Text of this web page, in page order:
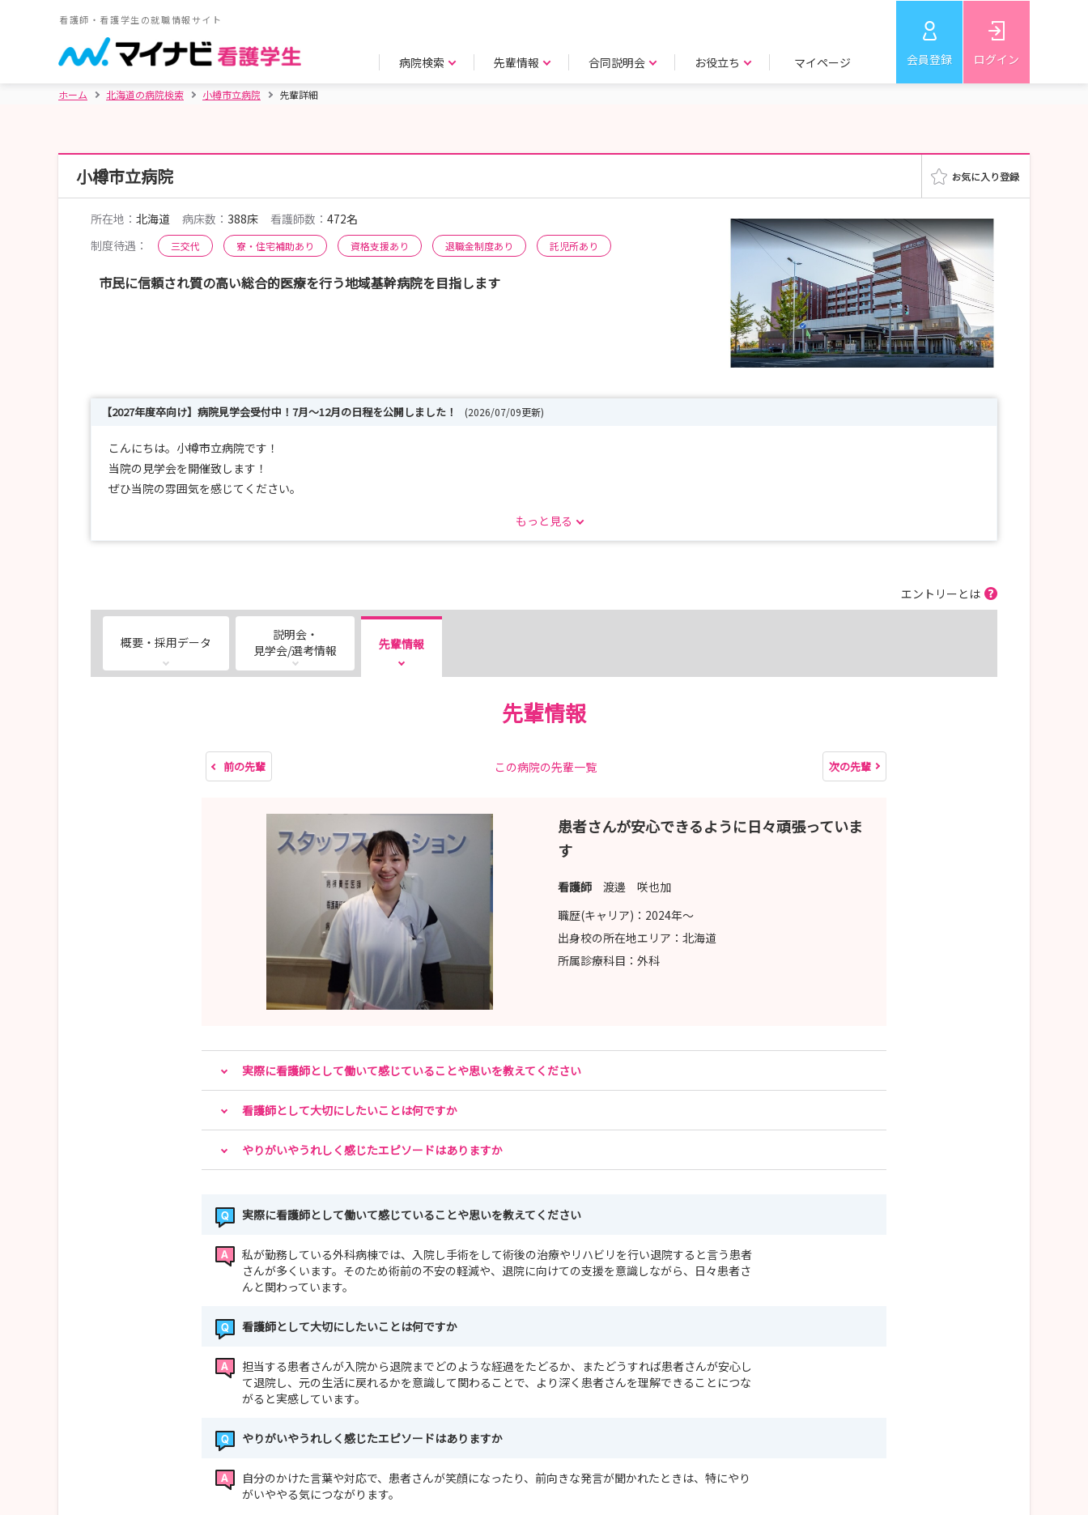
看護師・看護学生の就職情報サイト
病院検索 先輩情報 合同説明会 お役立ち マイページ 会員登録 ログイン
ホーム 北海道の病院検索 小樽市立病院 先輩詳細
小樽市立病院
所在地： 北海道 病床数： 388床 看護師数： 472名
制度待遇：
三交代 寮・住宅補助あり 資格支援あり 退職金制度あり 託児所あり
市民に信頼され質の高い総合的医療を行う地域基幹病院を目指します
【2027年度卒向け】病院見学会受付中！7月～12月の日程を公開しました！ (2026/07/09更新)
こんにちは。小樽市立病院です！
当院の見学会を開催致します！
ぜひ当院の雰囲気を感じてください。
•10:00 集合
•10:00～10:30 病院・看護部の概要と教育体制について
•看護学生、再就職をお考えの有資格者の方。
•服装は華美にならないようにお願いします。
•音のしない靴をご用意ください。
もっと見る
エントリーとは
概要・採用データ
説明会・
見学会/選考情報
先輩情報
先輩情報
前の先輩 この病院の先輩一覧 次の先輩
患者さんが安心できるように日々頑張っていま
す
看護師 渡邊 咲也加
職歴(キャリア)： 2024年〜
出身校の所在地エリア： 北海道
所属診療科目： 外科
実際に看護師として働いて感じていることや思いを教えてください
看護師として大切にしたいことは何ですか
やりがいやうれしく感じたエピソードはありますか
実際に看護師として働いて感じていることや思いを教えてください
私が勤務している外科病棟では、入院し手術をして術後の治療やリハビリを行い退院すると言う患者
さんが多くいます。そのため術前の不安の軽減や、退院に向けての支援を意識しながら、日々患者さ
んと関わっています。
看護師として大切にしたいことは何ですか
担当する患者さんが入院から退院までどのような経過をたどるか、またどうすれば患者さんが安心し
て退院し、元の生活に戻れるかを意識して関わることで、より深く患者さんを理解できることにつな
がると実感しています。
やりがいやうれしく感じたエピソードはありますか
自分のかけた言葉や対応で、患者さんが笑顔になったり、前向きな発言が聞かれたときは、特にやり
がいややる気につながります。